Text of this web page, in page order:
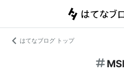
はてなブログ トップ
MSI